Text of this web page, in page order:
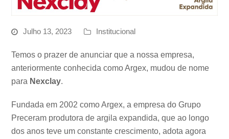
Julho 13, 2023 Institucional
Temos o prazer de anunciar que a nossa empresa,
anteriormente conhecida como Argex, mudou de nome
para Nexclay.
Fundada em 2002 como Argex, a empresa do Grupo
Preceram produtora de argila expandida, que ao longo
dos anos teve um constante crescimento, adota agora